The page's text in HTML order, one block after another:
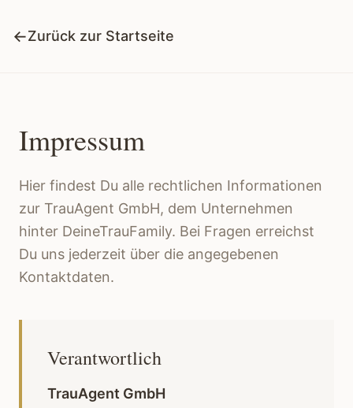
←Zurück zur Startseite
Impressum
Hier findest Du alle rechtlichen Informationen
zur TrauAgent GmbH, dem Unternehmen
hinter DeineTrauFamily. Bei Fragen erreichst
Du uns jederzeit über die angegebenen
Kontaktdaten.
Verantwortlich
TrauAgent GmbH